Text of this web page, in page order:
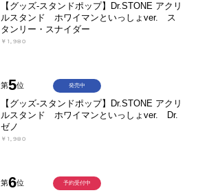
【グッズ-スタンドポップ】Dr.STONE アクリ
ルスタンド ホワイマンといっしょver. ス
タンリー・スナイダー
￥1,980
第5位
【グッズ-スタンドポップ】Dr.STONE アクリ
ルスタンド ホワイマンといっしょver. Dr.
ゼノ
￥1,980
発売中
第6位 予約受付中